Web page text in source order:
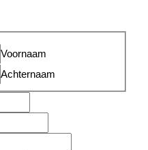
Voornaam
Achternaam